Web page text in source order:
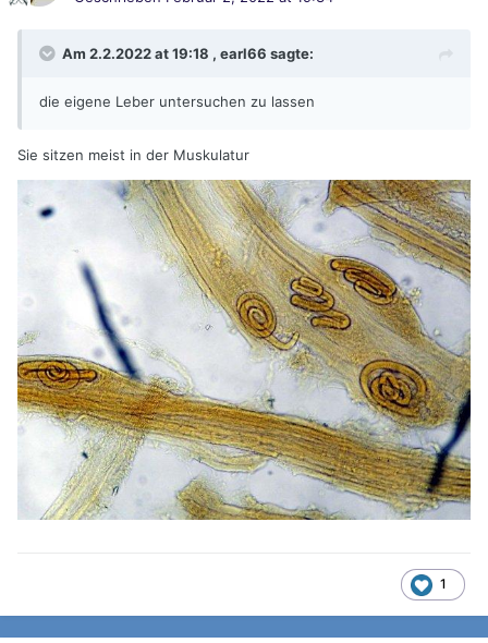
Am 2.2.2022 at 19:18 , earl66 sagte:
die eigene Leber untersuchen zu lassen
Sie sitzen meist in der Muskulatur
1